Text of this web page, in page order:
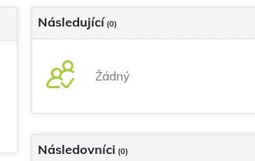
Následující (0)
Žádný
Následovníci (0)